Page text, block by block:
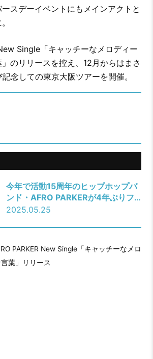
スデーイベントにもメインアクトと
Single「キャッチーなメロディー
のリリースを控え、12月からはまさ
念しての東京大阪ツアーを開催。
今年で活動15周年のヒップホップバ
ンド・AFRO PARKERが4年ぶりフ
ルアルバム『Listen』を6/4にリリ
う31分間の”誰かの人生のBGM”が完
2025.05.25
PARKER New Single「キャッチーなメロ
葉」リリース